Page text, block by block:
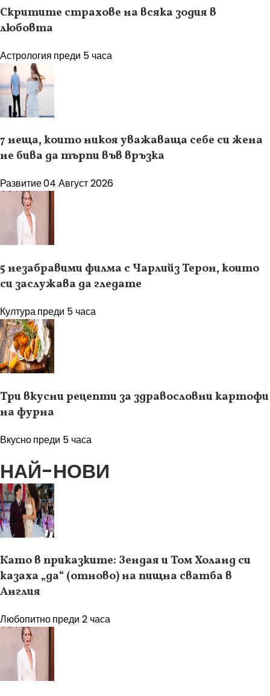
Скритите страхове на всяка зодия в
любовта
Астрология преди 5 часа
7 неща, които никоя уважаваща себе си жена
не бива да търпи във връзка
Развитие04 Август 2026
5 незабравими филма с Чарлийз Терон, които
си заслужава да гледате
Културапреди 5 часа
Три вкусни рецепти за здравословни картофи
на фурна
Вкуснопреди 5 часа
НАЙ-НОВИ
Като в приказките: Зендая и Том Холанд си
казаха „да“ (отново) на пищна сватба в
Англия
Любопитнопреди 2 часа